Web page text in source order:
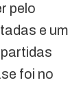
pelo
e um
foi no